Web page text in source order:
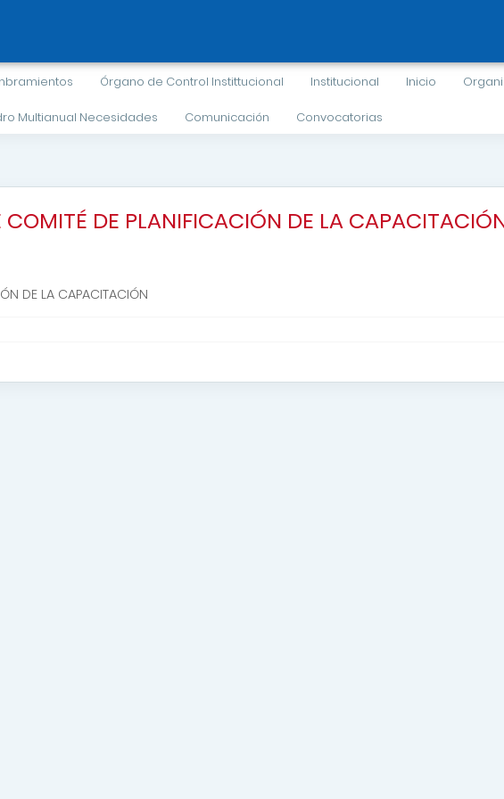
Órgano de Control Instittucional Institucional Inicio
Multianual Necesidades Comunicación Convocatorias
DE PLANIFICACIÓN DE LA
DE LA CAPACITACIÓN